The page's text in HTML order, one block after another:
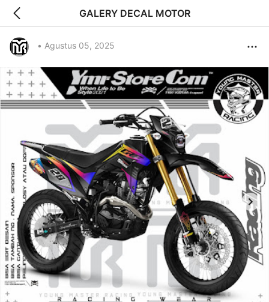
GALERY DECAL MOTOR
• Agustus 05, 2025